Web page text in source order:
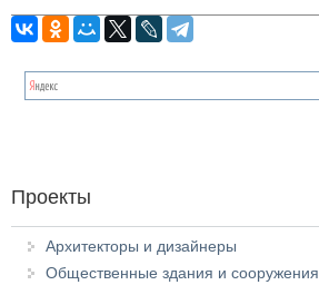
Проекты
Архитекторы и дизайнеры
Общественные здания и сооружения